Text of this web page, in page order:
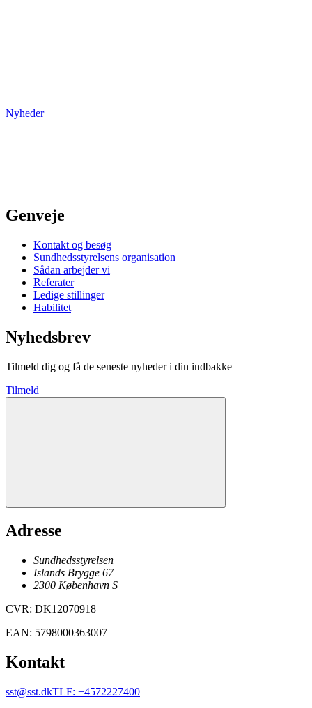
Nyheder
Genveje
Kontakt og besøg
Sundhedsstyrelsens organisation
Sådan arbejder vi
Referater
Ledige stillinger
Habilitet
Nyhedsbrev
Tilmeld dig og få de seneste nyheder i din indbakke
Tilmeld
Adresse
Sundhedsstyrelsen
Islands Brygge 67
2300 København S
CVR: DK12070918
EAN: 5798000363007
Kontakt
sst@sst.dkTLF: +4572227400